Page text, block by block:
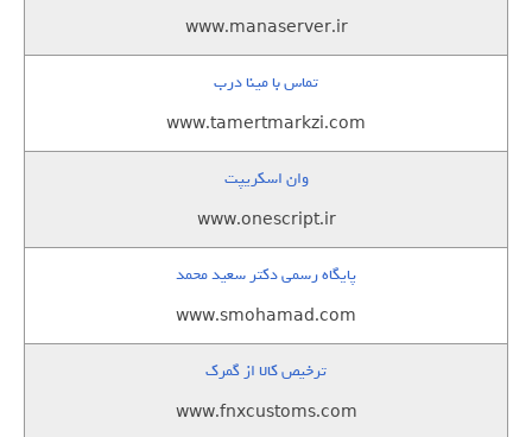
www.manaserver.ir
تماس با مینا درب
www.tamertmarkzi.com
وان اسکریپت
www.onescript.ir
پایگاه رسمی دکتر سعید محمد
www.smohamad.com
ترخیص کالا از گمرک
www.fnxcustoms.com